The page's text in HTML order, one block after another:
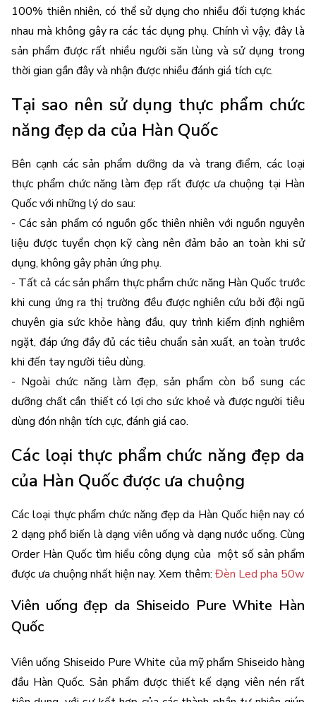
100% thiên nhiên, có thể sử dụng cho nhiều đối tượng khác
nhau mà không gây ra các tác dụng phụ. Chính vì vậy, đây là
sản phẩm được rất nhiều người săn lùng và sử dụng trong
thời gian gần đây và nhận được nhiều đánh giá tích cực.
Tại sao nên sử dụng thực phẩm chức
năng đẹp da của Hàn Quốc
Bên cạnh các sản phẩm dưỡng da và trang điểm, các loại
thực phẩm chức năng làm đẹp rất được ưa chuộng tại Hàn
Quốc với những lý do sau:
- Các sản phẩm có nguồn gốc thiên nhiên với nguồn nguyên
liệu được tuyển chọn kỹ càng nên đảm bảo an toàn khi sử
dụng, không gây phản ứng phụ.
- Tất cả các sản phẩm thực phẩm chức năng Hàn Quốc trước
khi cung ứng ra thị trường đều được nghiên cứu bởi đội ngũ
chuyên gia sức khỏe hàng đầu, quy trình kiểm định nghiêm
ngặt, đáp ứng đầy đủ các tiêu chuẩn sản xuất, an toàn trước
khi đến tay người tiêu dùng.
- Ngoài chức năng làm đẹp, sản phẩm còn bổ sung các
dưỡng chất cần thiết có lợi cho sức khoẻ và được người tiêu
dùng đón nhận tích cực, đánh giá cao.
Các loại thực phẩm chức năng đẹp da
của Hàn Quốc được ưa chuộng
Các loại thực phẩm chức năng đẹp da Hàn Quốc hiện nay có
2 dạng phổ biến là dạng viên uống và dạng nước uống. Cùng
Order Hàn Quốc tìm hiểu công dụng của  một số sản phẩm
được ưa chuộng nhất hiện nay. Xem thêm: Đèn Led pha 50w
Viên uống đẹp da Shiseido Pure White Hàn
Quốc
Viên uống Shiseido Pure White của mỹ phẩm Shiseido hàng
đầu Hàn Quốc. Sản phẩm được thiết kế dạng viên nén rất